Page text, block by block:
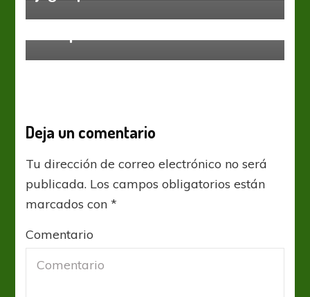
Deja un comentario
Tu dirección de correo electrónico no será
publicada. Los campos obligatorios están
marcados con*
Comentario